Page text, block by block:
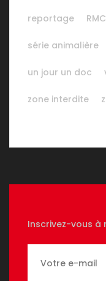
reportage
série animalière
un jour un doc
zone interdite
Inscrivez-vous à